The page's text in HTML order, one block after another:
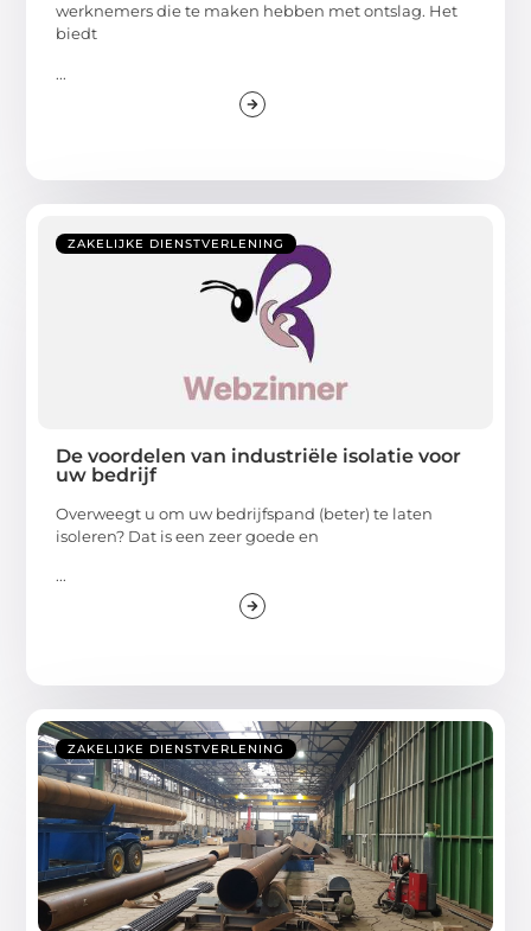
werknemers die te maken hebben met ontslag. Het
biedt
...
ZAKELIJKE DIENSTVERLENING
De voordelen van industriële isolatie voor
uw bedrijf
Overweegt u om uw bedrijfspand (beter) te laten
isoleren? Dat is een zeer goede en
...
ZAKELIJKE DIENSTVERLENING